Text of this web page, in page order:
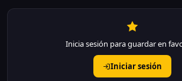
Inicia sesión para guardar en
Iniciar sesión